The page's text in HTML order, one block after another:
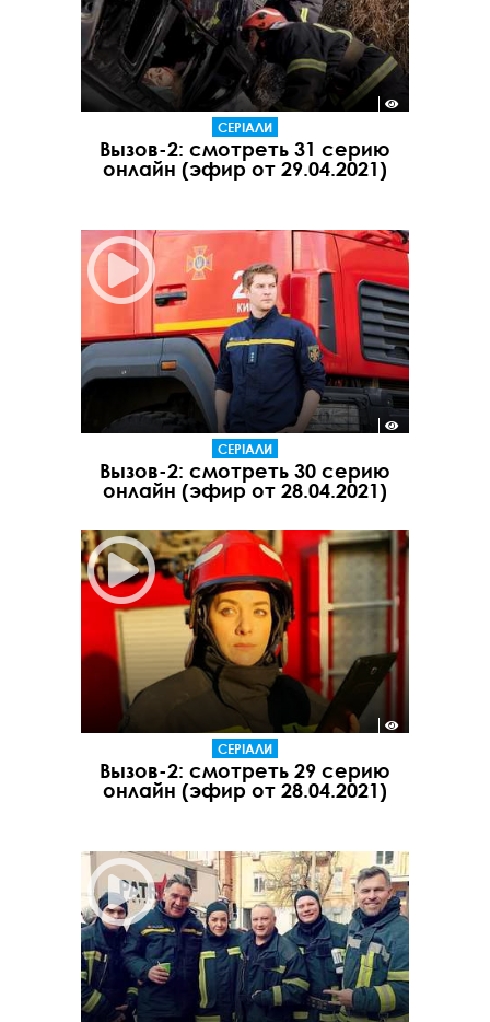
СЕРІАЛИ
Вызов-2: смотреть 31 серию
онлайн (эфир от 29.04.2021)
СЕРІАЛИ
Вызов-2: смотреть 30 серию
онлайн (эфир от 28.04.2021)
СЕРІАЛИ
Вызов-2: смотреть 29 серию
онлайн (эфир от 28.04.2021)